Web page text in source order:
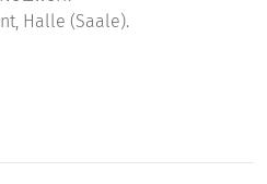
Halle (Saale).